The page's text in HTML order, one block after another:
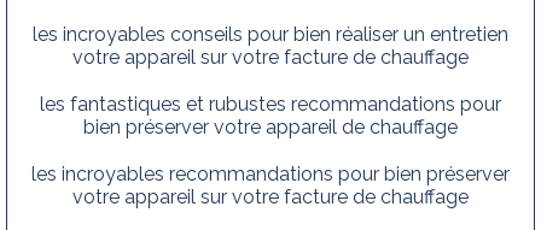
les incroyables conseils pour bien réaliser un entretien
votre appareil sur votre facture de chauffage
les fantastiques et rubustes recommandations pour
bien préserver votre appareil de chauffage
les incroyables recommandations pour bien préserver
votre appareil sur votre facture de chauffage